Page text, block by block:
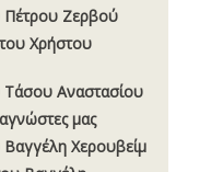
Πέτρου Ζερβού
Χρήστου
Τάσου Αναστασίου
µας
Χερουβείµ